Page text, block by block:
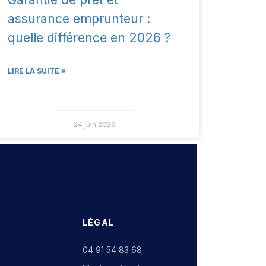
assurance emprunteur :
quelle différence en 2026 ?
LIRE LA SUITE »
24 juin 2026
LÉGAL
04 91 54 83 68